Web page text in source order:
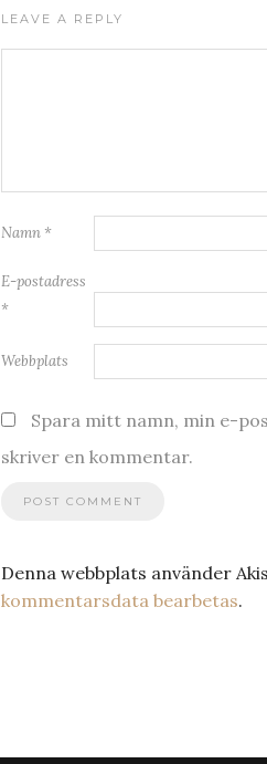
LEAVE A REPLY
Namn *
E-postadress
*
Webbplats
Spara mitt namn, min e-
skriver en kommentar.
Denna webbplats använder
kommentarsdata bearbetas.